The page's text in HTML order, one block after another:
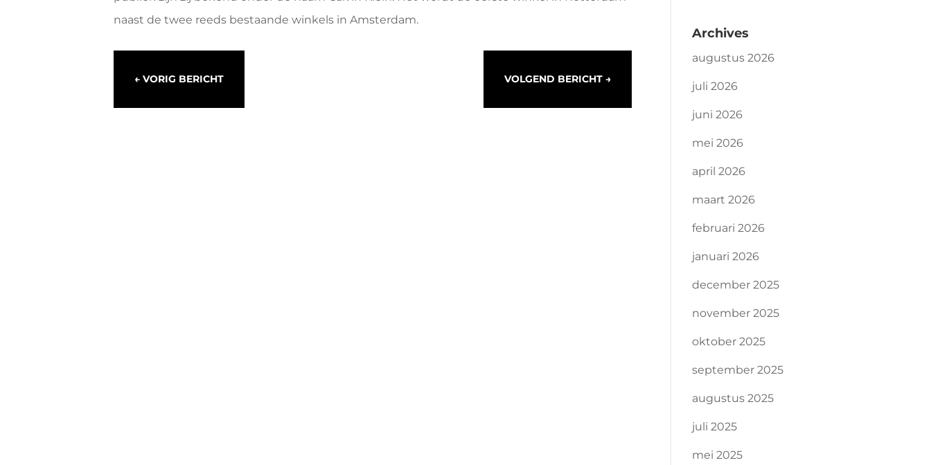
naast de twee reeds bestaande winkels in Amsterdam.
← VORIG BERICHT VOLGEND BERICHT →
Archives
augustus 2026
juli 2026
juni 2026
mei 2026
april 2026
maart 2026
februari 2026
januari 2026
december 2025
november 2025
oktober 2025
september 2025
augustus 2025
juli 2025
mei 2025